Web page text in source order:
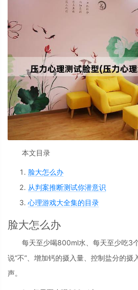
本文目录
脸大怎么办
从判案推断测试你潜意识
心理游戏大全集的目录
脸大怎么办
每天至少喝800ml水、每天至少吃3
说“不”、增加钙的摄入量、控制盐分的摄
声。